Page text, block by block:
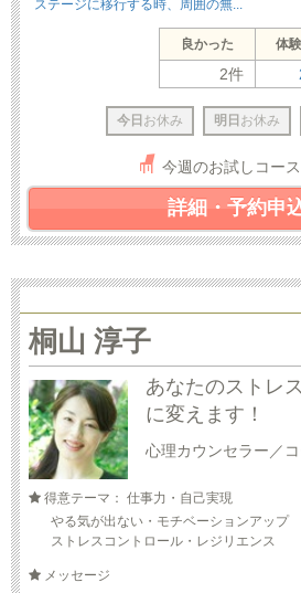
ステージに移行する時、周囲の無...
良かった 体
2件
今日 お休み 明日 お休み
今週のお試しコー
詳細・予約申
桐山 淳子
あなたのストレ
に変えます！
心理カウンセラー／
得意テーマ： 仕事力・自己実現
やる気が出ない・モチベーションアップ
ストレスコントロール・レジリエンス
メッセージ